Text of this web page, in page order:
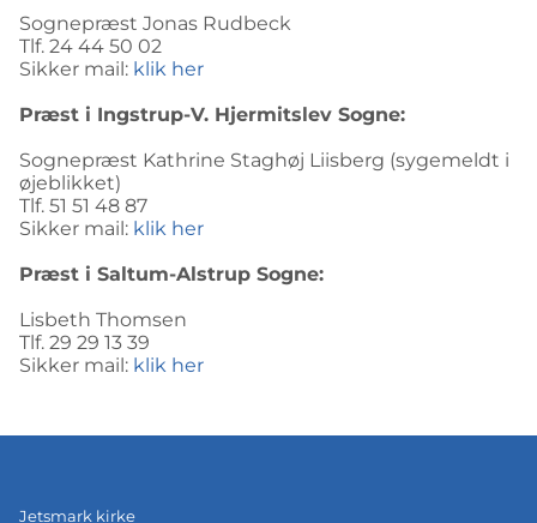
​Sognepræst Jonas Rudbeck
Tlf. 24 44 50 02
Sikker mail: klik her
Præst i Ingstrup-V. Hjermitslev Sogne:
Sognepræst Kathrine Staghøj Liisberg (sygemeldt i
øjeblikket)
Tlf. 51 51 48 87
Sikker mail: klik her
Præst i Saltum-Alstrup Sogne:
Lisbeth Thomsen
Tlf. 29 29 13 39
Sikker mail: klik her
Jetsmark kirke